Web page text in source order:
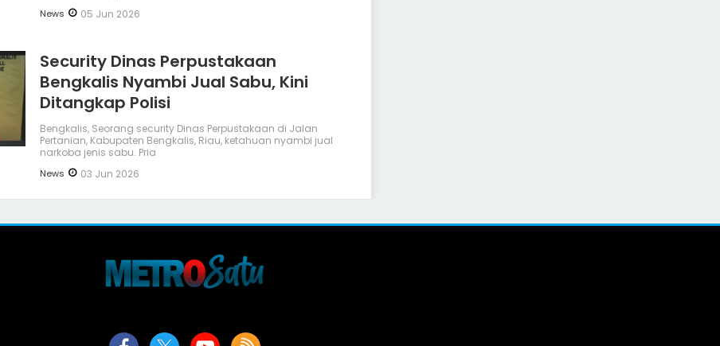
News 05 Jun 2026
Security Dinas Perpustakaan
Bengkalis Nyambi Jual Sabu, Kini
Ditangkap Polisi
Bengkalis, Seorang security Dinas Perpustakaan di Jalan
Pertanian, Kabupaten Bengkalis, Riau, ketahuan nyambi jual
narkoba jenis sabu. Pria
News 03 Jun 2026